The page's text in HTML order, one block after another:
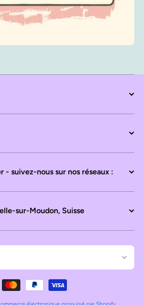
- suivez-nous sur nos réseaux :
sur-Moudon, Suisse
Moyens de paiement